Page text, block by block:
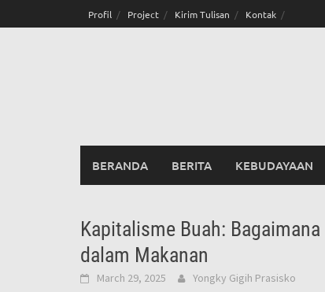
to
Profil Project Kirim Tulisan Kontak
BERANDA BERITA KEBUDAYAAN
Kapitalisme Buah:
dalam Makanan
March 29, 2025 Yongky Gigih Prasisko